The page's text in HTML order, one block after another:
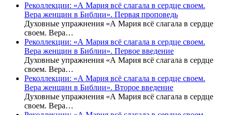
Реколлекции: «А Мария всё слагала в сердце своем.
Вера женщин в Библии». Первая проповедь
Духовные упражнения «А Мария всё слагала в сердце
своем. Вера…
Реколлекции: «А Мария всё слагала в сердце своем.
Вера женщин в Библии». Первое введение
Духовные упражнения «А Мария всё слагала в сердце
своем. Вера…
Реколлекции: «А Мария всё слагала в сердце своем.
Вера женщин в Библии». Второе введение
Духовные упражнения «А Мария всё слагала в сердце
своем. Вера…